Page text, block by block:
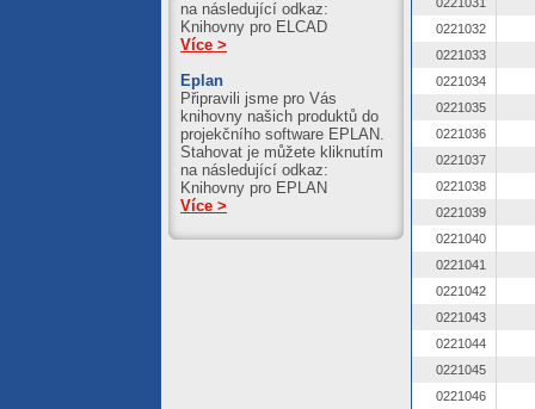
0221032
0221033
0221034
0221035
0221036
0221037
0221038
0221039
0221040
0221041
0221042
0221043
0221044
0221045
0221046
na následující odkaz:
Knihovny pro ELCAD
Více >
Eplan
Připravili jsme pro Vás
knihovny našich produktů do
projekčního software EPLAN.
Stahovat je můžete kliknutím
na následující odkaz:
Knihovny pro EPLAN
Více >